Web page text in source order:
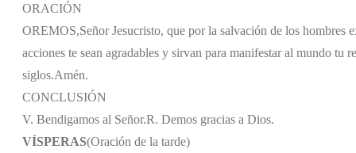
ORACIÓN
OREMOS,Señor Jesucristo, que por la salvación de los hombres
acciones te sean agradables y sirvan para manifestar al mundo tu
siglos.Amén.
CONCLUSIÓN
V. Bendigamos al Señor.R. Demos gracias a Dios.
VÍSPERAS(Oración de la tarde)